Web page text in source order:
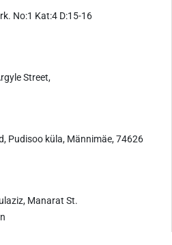
No:1 Kat:4 D:15-16
Street,
Pudisoo küla, Männimäe, 74626
Manarat St.